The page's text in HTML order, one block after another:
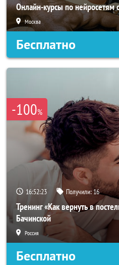
Онлайн-курсы по нейросетям
Москва
Бесплатно
-100%
16:52:22 Получили: 16
Тренинг «Как вернуть в
Бачинской
Россия
Бесплатно